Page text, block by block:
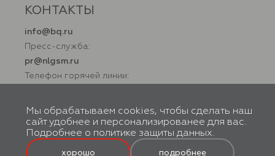
© BQ, 2026. Все права защищены. Правообладатель товарного знака
ООО «Новая Линия». 119602, г. Москва, вн. тер. г. Муниципальный
округ Тропарево-Никулино, ул. Академика Анохина, д. 38, к. 1, помещ.
2Н. Производство осуществляется по заказу ООО «Новая Линия».
КОНТАКТЫ
info@bq.ru
Пресс-служба:
pr@nlgsm.ru
Телефон горячей линии:
Мы обрабатываем cookies, чтобы сделать наш
сайт удобнее и персонализированее для вас.
Подробнее о политике защиты данных.
хорошо подробнее